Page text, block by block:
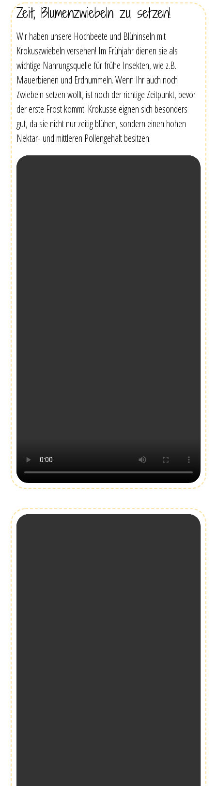
Zeit, Blumenzwiebeln zu setzen!
Wir haben unsere Hochbeete und Blühinseln mit
Krokuszwiebeln versehen! Im Frühjahr dienen sie als
wichtige Nahrungsquelle für frühe Insekten, wie z.B.
Mauerbienen und Erdhummeln. Wenn Ihr auch noch
Zwiebeln setzen wollt, ist noch der richtige Zeitpunkt, bevor
der erste Frost kommt! Krokusse eignen sich besonders
gut, da sie nicht nur zeitig blühen, sondern einen hohen
Nektar- und mittleren Pollengehalt besitzen.